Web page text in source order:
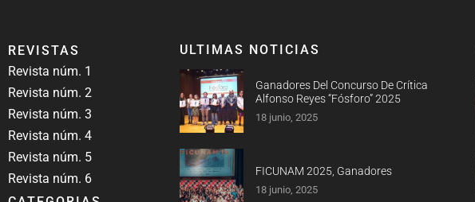
REVISTAS
Revista núm. 1
Revista núm. 2
Revista núm. 3
Revista núm. 4
Revista núm. 5
Revista núm. 6
ULTIMAS NOTICIAS
Ganadores Del Concurso De Crítica
Alfonso Reyes “Fósforo” 2025
18 junio, 2025
FICUNAM 2025, Ganadores
18 junio, 2025